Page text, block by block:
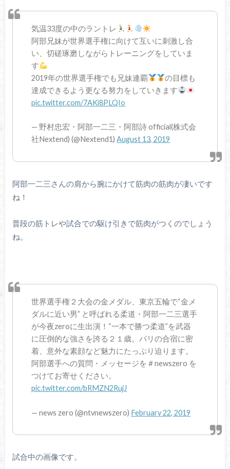
気温33度の中のラントレ
阿部兄妹が世界選手権に向けて互いに刺激し合
い、切磋琢磨しながらトレーニングをしていま
す
2019年の世界選手権でも兄妹連覇
の目標も
達成できるよう更なる努力をしていきます
pic.twitter.com/7AKi8PLQIo
— 野村忠宏・阿部一二三・阿部詩 official(株式会
社Nextend) (@Nextend1)August 13, 2019
阿部一二三さんの肩から腕にかけて筋肉の筋肉が凄いです
ね！
普段の筋トレや試合での駆け引きで筋肉がつくのでしょう
ね。
世界選手権２大会の金メダル、東京五輪で“金メ
ダルに近い男” と呼ばれる柔道・阿部一二三選手
が今夜zeroに生出演！“一本で勝つ柔道”を武器
に圧倒的な強さを誇る２１歳。パリの合宿に密
着、意外な素顔など魅力にたっぷり迫ります。
阿部選手への質問・メッセージを＃newszero を
つけてお寄せください。
pic.twitter.com/bRMZN2RujJ
— news zero (@ntvnewszero) February 22, 2019
試合中の画像です。